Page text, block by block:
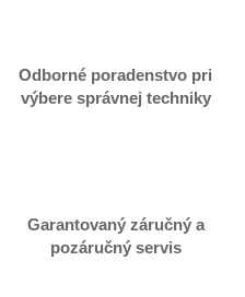
Odborné poradenstvo pri
výbere správnej techniky
Garantovaný záručný a
pozáručný servis